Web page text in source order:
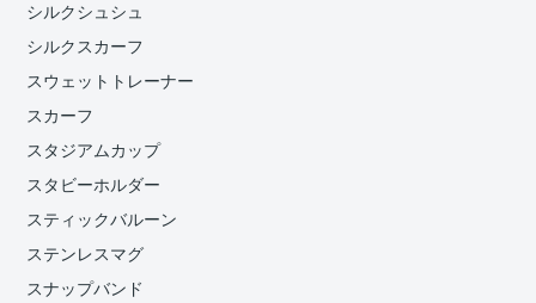
シルクシュシュ
シルクスカーフ
スウェットトレーナー
スカーフ
スタジアムカップ
スタビーホルダー
スティックバルーン
ステンレスマグ
スナップバンド